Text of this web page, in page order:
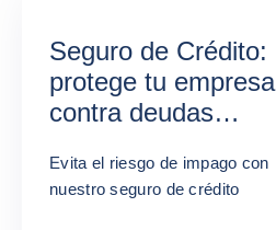
Seguro de Crédito:
protege tu empresa
contra deudas
Evita el riesgo de impago con
nuestro seguro de crédito